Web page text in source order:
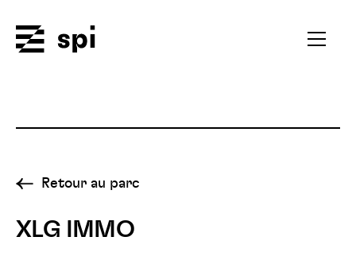
Ouvrir
Retour au parc
XLG IMMO